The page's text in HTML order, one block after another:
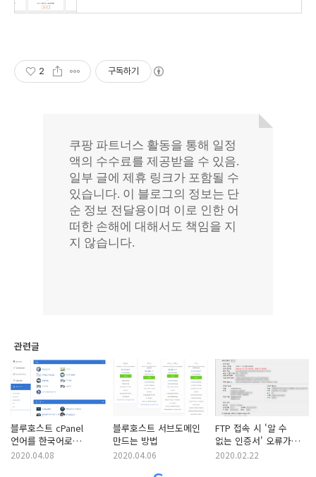
2 구독하기
관련글
블루호스트 cPanel
언어를 한국어로
변경하는 방법
2020.04.08
블루호스트 서브도메인
만드는 방법
2020.04.06
FTP 접속 시 '알 수
없는 인증서' 오류가
발생하는 경우
2020.02.22